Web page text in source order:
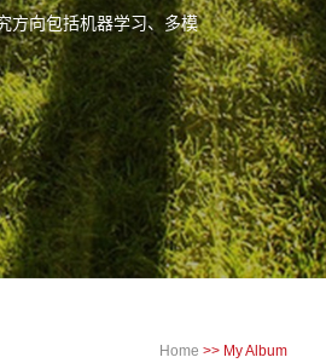
方向包括机器学习、多模
Home >> My Album